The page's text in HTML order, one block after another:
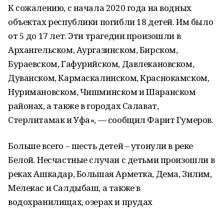
К сожалению, с начала 2020 года на водных
объектах республики погибли 18 детей. Им было
от 5 до 17 лет. Эти трагедии произошли в
Архангельском, Аургазинском, Бирском,
Бураевском, Гафурийском, Давлекановском,
Дуванском, Кармаскалинском, Краснокамском,
Нуримановском, Чишминском и Шаранском
районах, а также в городах Салават,
Стерлитамак и Уфа», — сообщил Фарит Гумеров.
Больше всего – шесть детей – утонули в реке
Белой. Несчастные случаи с детьми произошли в
реках Ашкадар, Большая Арметка, Дема, Зилим,
Мелекас и Салдыбаш, а также в
водохранилищах, озерах и прудах